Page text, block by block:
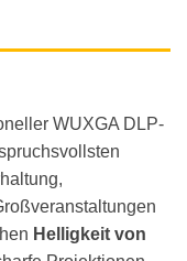
WUXGA DLP-
Helligkeit von